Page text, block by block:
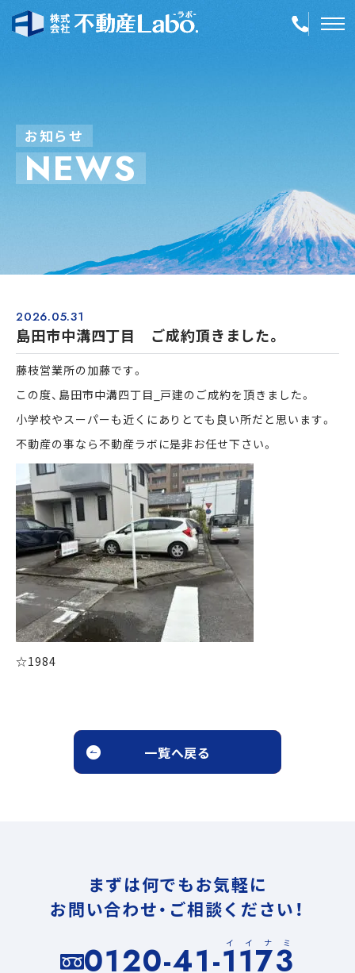
空き家再生
会社案内
店舗紹介
簡単！不動産査定
まずは何でもお気軽に
お問い合わせ・ご相談ください！
イイナミ
0120-41-1173
メールでお問い合わせ
LINEでお問い合わせ
お知らせ
NEWS
2026.05.31
島田市中溝四丁目 ご成約頂きました。
藤枝営業所の加藤です。
この度、島田市中溝四丁目_戸建のご成約を頂きました。
小学校やスーパーも近くにありとても良い所だと思います。
不動産の事なら不動産ラボに是非お任せ下さい。
☆1984
一覧へ戻る
まずは何でもお気軽に
お問い合わせ・ご相談ください！
イイナミ
0120-41-1173